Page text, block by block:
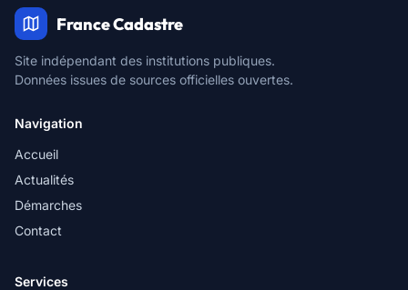
France Cadastre
Site indépendant des institutions publiques.
Données issues de sources officielles ouvertes.
Navigation
Accueil
Actualités
Démarches
Contact
Services